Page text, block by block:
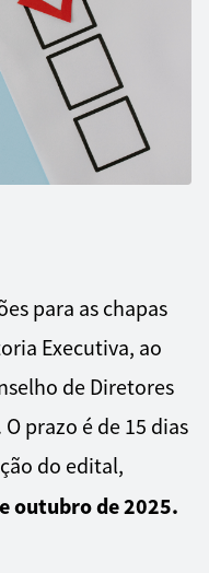
para as chapas
Executiva, ao
de Diretores
prazo é de 15 dias
do edital,
outubro de 2025.